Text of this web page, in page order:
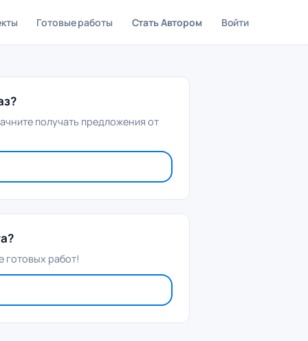
Готовые работы Стать Автором Войти
получать предложения от
готовых работ!